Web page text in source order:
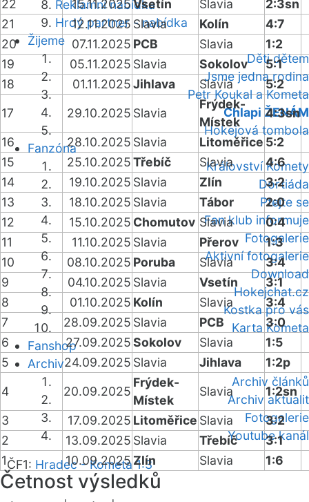
Reklamní nabídka
Hrdý partner - nabídka
Žijeme
Děti dětem
Jsme jedna rodina
Petr Koukal a Kometa
Chlapi ŽENÁM
Hokejová tombola
Fanzóna
Království Komety
Dortiáda
Ptejte se
Fan klub informuje
Fotogalerie
Aktivní fotogalerie
Download
Hokejchat.cz
Kostka pro vás
Karta Kometa
Fanshop
Archiv
Archiv článků
Archiv aktualit
Fotogalerie
Youtube kanál
ČF1: Hradec - Kometa 1:3
22 15.11.2025Vsetín Slavia
2:3sn
21
12.11.2025 Slavia Kolín
4:7
20
07.11.2025 PCB Slavia
1:2
19
05.11.2025 Slavia Sokolov
5:1
18
01.11.2025Jihlava Slavia
5:2
17
29.10.2025 Slavia
Frýdek-
Místek
4:3sn
16
28.10.2025 Slavia Litoměřice 5:2
15
25.10.2025Třebíč Slavia
4:6
14
19.10.2025 Slavia Zlín
3:2
13
18.10.2025 Slavia Tábor
2:0
12
15.10.2025 Chomutov Slavia
0:4
11
11.10.2025 Slavia Přerov
1:3
10
08.10.2025 Poruba Slavia
3:4
9
04.10.2025 Slavia Vsetín
3:1
8
01.10.2025 Kolín Slavia
3:4
7
28.09.2025 Slavia PCB
3:0
6
27.09.2025Sokolov Slavia
1:5
5
24.09.2025 Slavia Jihlava
1:2p
4
20.09.2025
Frýdek-
Místek
Slavia
1:2sn
3
17.09.2025 Litoměřice Slavia
3:2
2
13.09.2025 Slavia Třebíč
3:1
1
10.09.2025Zlín Slavia 1:6
Četnost výsledků